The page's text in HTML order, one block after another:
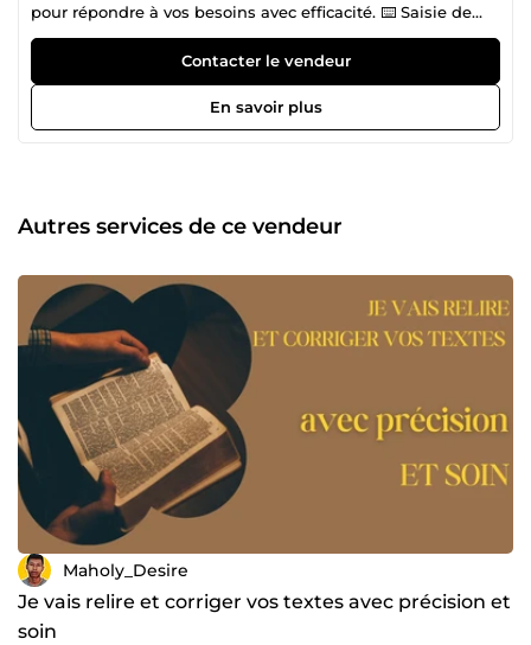
pour répondre à vos besoins avec efficacité. ⌨️ Saisie de
données Enregistrement rapide et fiable d’informations
dans des bases de données ou systèmes informatiques.
Gestion et traitement de volumes importants de données
tout en maintenant une qualité optimale. Respect des
délais et des exigences pour des livrables impeccables. 🖌️
réseaux sociaux. Maîtrise des outils de design pour
produire des contenus modernes et attrayants. 🎯 Engagé
solutions efficaces et créatives qui mettent en valeur vos
idées. 🚀 🌍Passionné par les mots et auteur de plusieurs
ouvrages , j'ai toujours pris plaisir à écrire et à sublimer les
textes🥰
Contacter le vendeur
En savoir plus
Autres services de ce vendeur
Maholy_Desire
Je vais relire et corriger vos textes avec précision et
soin